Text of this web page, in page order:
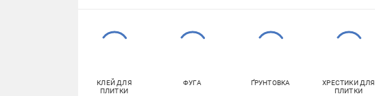
КЛЕЙ ДЛЯ
ПЛИТКИ
ФУГА ҐРУНТОВКА
ХРЕСТИКИ ДЛЯ
ПЛИТКИ